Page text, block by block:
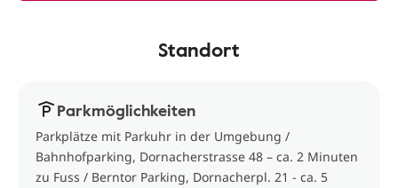
Standort
Parkmöglichkeiten
Parkplätze mit Parkuhr in der Umgebung /
Bahnhofparking, Dornacherstrasse 48 – ca. 2 Minuten
zu Fuss / Berntor Parking, Dornacherpl. 21 - ca. 5